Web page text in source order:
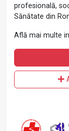
profesională,
Sănătate din
Află mai multe